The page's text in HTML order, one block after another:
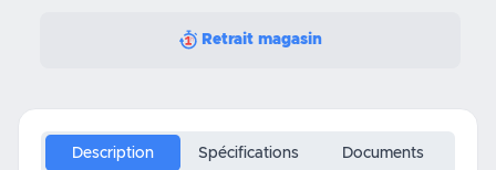
Retrait magasin
Description Spécifications Documents